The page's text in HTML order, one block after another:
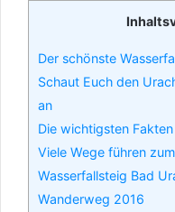
Der schönste
Schaut Euch den
an
Die wichtigsten
Viele Wege führen
Wasserfallsteig Bad
Wanderweg 2016